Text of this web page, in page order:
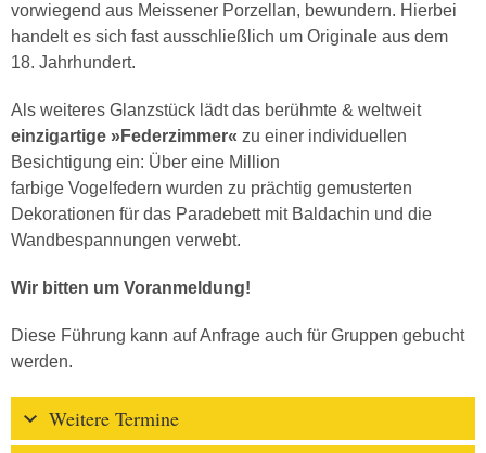
vorwiegend aus Meissener Porzellan, bewundern. Hierbei
handelt es sich fast ausschließlich um Originale aus dem
18. Jahrhundert.
Als weiteres Glanzstück lädt das berühmte & weltweit
einzigartige »Federzimmer« zu einer individuellen
Besichtigung ein: Über eine Million
farbige Vogelfedern wurden zu prächtig gemusterten
Dekorationen für das Paradebett mit Baldachin und die
Wandbespannungen verwebt.
Wir bitten um Voranmeldung!
Diese Führung kann auf Anfrage auch für Gruppen gebucht
werden.
Weitere Termine